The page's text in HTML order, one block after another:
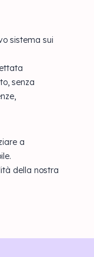
sistema sui
senza
a
della nostra